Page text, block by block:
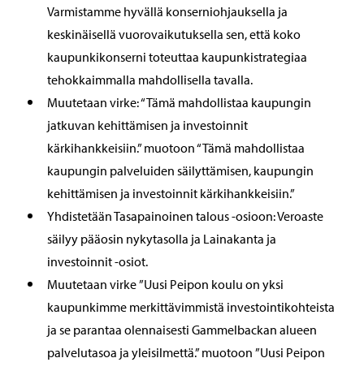
Varmistamme hyvällä konserniohjauksella ja
keskinäisellä vuorovaikutuksella sen, että koko
kaupunkikonserni toteuttaa kaupunkistrategiaa
tehokkaimmalla mahdollisella tavalla.
Muutetaan virke: “Tämä mahdollistaa kaupungin
jatkuvan kehittämisen ja investoinnit
kärkihankkeisiin.” muotoon “Tämä mahdollistaa
kaupungin palveluiden säilyttämisen, kaupungin
kehittämisen ja investoinnit kärkihankkeisiin.”
Yhdistetään Tasapainoinen talous -osioon: Veroaste
säilyy pääosin nykytasolla ja Lainakanta ja
investoinnit -osiot.
Muutetaan virke ”Uusi Peipon koulu on yksi
kaupunkimme merkittävimmistä investointikohteista
ja se parantaa olennaisesti Gammelbackan alueen
palvelutasoa ja yleisilmettä.” muotoon ”Uusi Peipon